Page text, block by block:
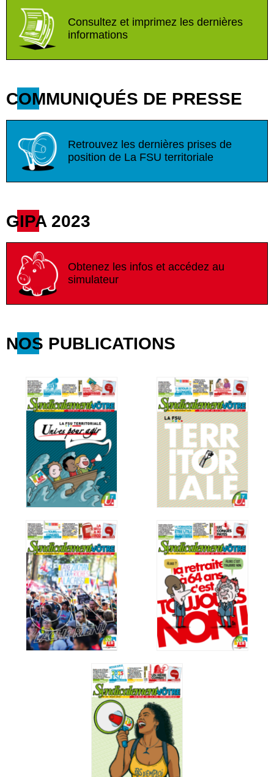
Consultez et imprimez les dernières
informations
COMMUNIQUÉS DE PRESSE
Retrouvez les dernières prises de
position de La FSU territoriale
GIPA 2023
Obtenez les infos et accédez au
simulateur
NOS PUBLICATIONS